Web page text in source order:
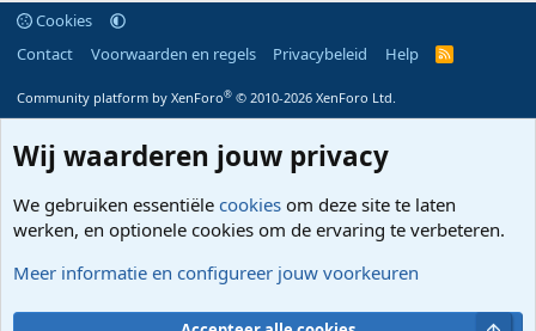
Cookies
Contact
Voorwaarden en regels Privacybeleid Help
R
Community platform by XenForo® © 2010-2026 XenForo Ltd.
Wij waarderen jouw privacy
We gebruiken essentiële cookies om deze site te laten
werken, en optionele cookies om de ervaring te verbeteren.
Meer informatie en configureer jouw voorkeuren